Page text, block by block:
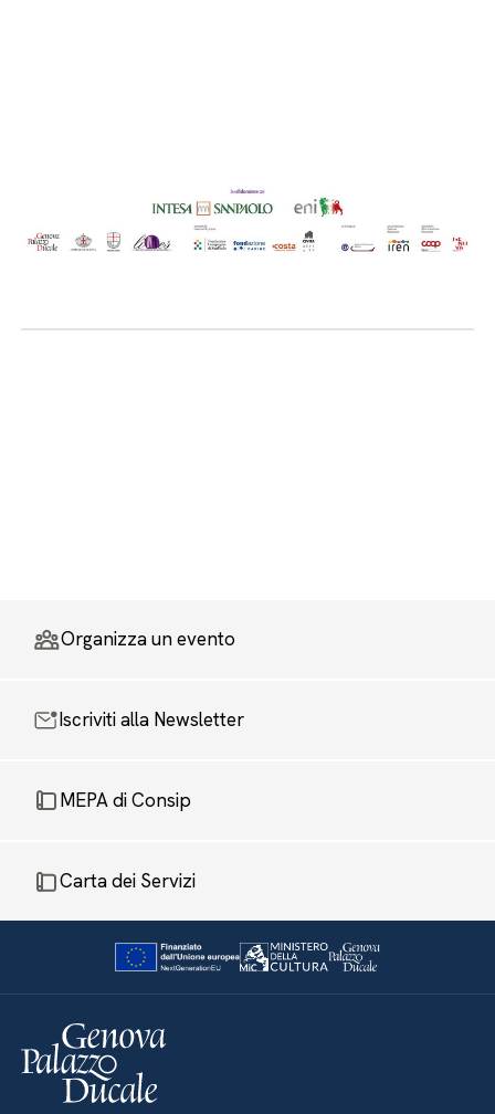
Organizza un evento
Iscriviti alla Newsletter
MEPA di Consip
Carta dei Servizi